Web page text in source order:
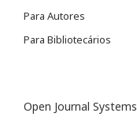
Para Autores
Para Bibliotecários
Open Journal Systems